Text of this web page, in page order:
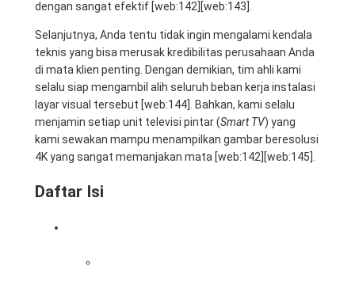
dengan sangat efektif [web:142][web:143].
Selanjutnya, Anda tentu tidak ingin mengalami kendala
teknis yang bisa merusak kredibilitas perusahaan Anda
di mata klien penting. Dengan demikian, tim ahli kami
selalu siap mengambil alih seluruh beban kerja instalasi
layar visual tersebut [web:144]. Bahkan, kami selalu
menjamin setiap unit televisi pintar (Smart TV) yang
kami sewakan mampu menampilkan gambar beresolusi
4K yang sangat memanjakan mata [web:142][web:145].
Daftar Isi